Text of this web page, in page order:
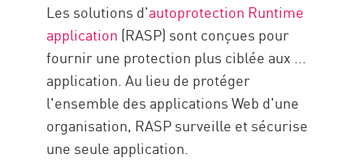
Les solutions d'autoprotection Runtime
application (RASP) sont conçues pour
fournir une protection plus ciblée aux ...
application. Au lieu de protéger
l'ensemble des applications Web d'une
organisation, RASP surveille et sécurise
une seule application.